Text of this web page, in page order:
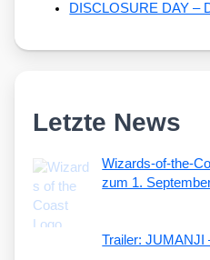
DISCLOSURE DAY –
Letzte News
Wizards-of-the-
zum 1.
Trailer: JUMANJI